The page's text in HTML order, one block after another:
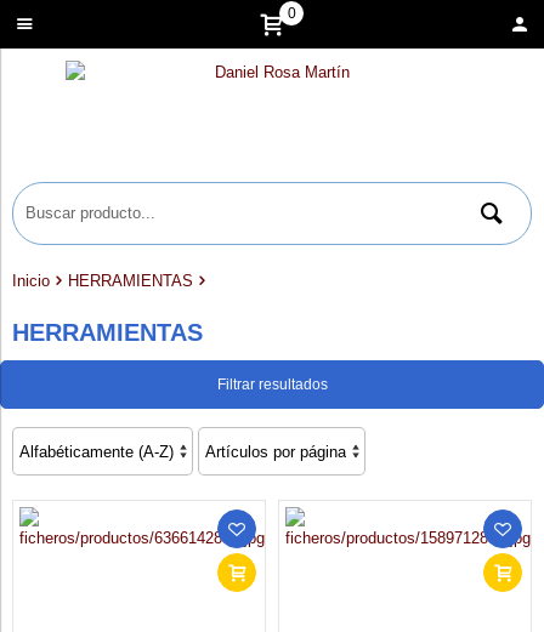
0
Inicio HERRAMIENTAS
HERRAMIENTAS
Filtrar resultados